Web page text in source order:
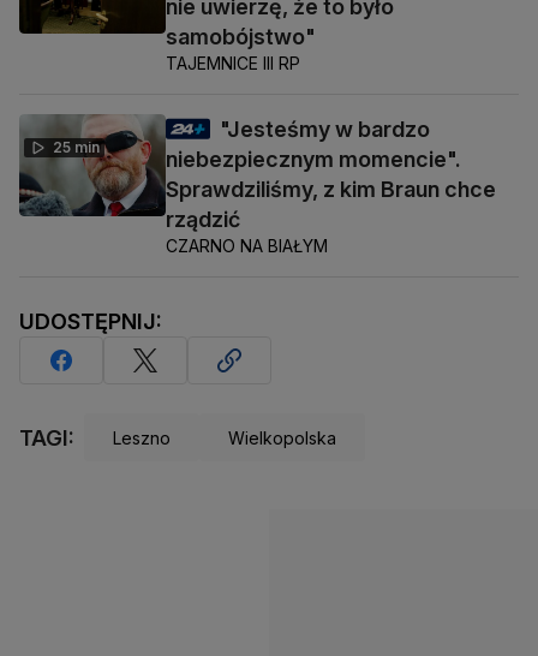
nie uwierzę, że to było
samobójstwo"
TAJEMNICE III RP
25 min
"Jesteśmy w bardzo
niebezpiecznym momencie".
Sprawdziliśmy, z kim Braun chce
rządzić
CZARNO NA BIAŁYM
UDOSTĘPNIJ:
TAGI: Leszno Wielkopolska